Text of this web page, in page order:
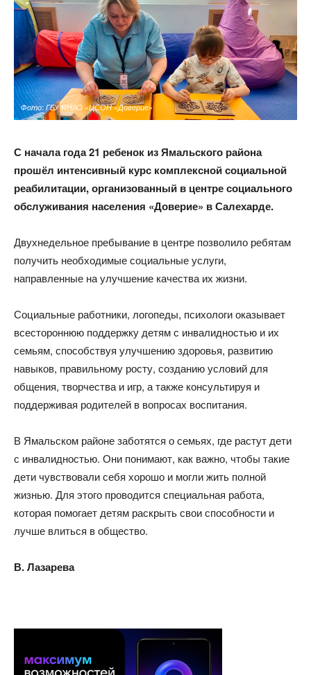
Фото: ГБУ ЯНАО «ЦСОН «Доверие»
С начала года 21 ребенок из Ямальского района
прошёл интенсивный курс комплексной социальной
реабилитации, организованный в центре социального
обслуживания населения «Доверие» в Салехарде.
Двухнедельное пребывание в центре позволило ребятам
получить необходимые социальные услуги,
направленные на улучшение качества их жизни.
Социальные работники, логопеды, психологи оказывает
всестороннюю поддержку детям с инвалидностью и их
семьям, способствуя улучшению здоровья, развитию
навыков, правильному росту, созданию условий для
общения, творчества и игр, а также консультируя и
поддерживая родителей в вопросах воспитания.
В Ямальском районе заботятся о семьях, где растут дети
с инвалидностью. Они понимают, как важно, чтобы такие
дети чувствовали себя хорошо и могли жить полной
жизнью. Для этого проводится специальная работа,
которая помогает детям раскрыть свои способности и
лучше влиться в общество.
В. Лазарева